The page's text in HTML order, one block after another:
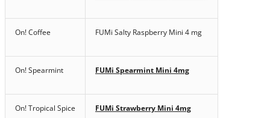
On! Coffee FUMi Salty Raspberry Mini 4 mg
On! Spearmint FUMi Spearmint Mini 4mg
On! Tropical Spice FUMi Strawberry Mini 4mg